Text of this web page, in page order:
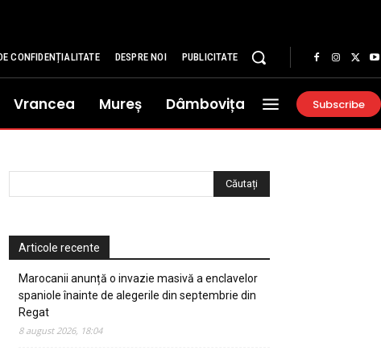
CONFIDENȚIALITATE DESPRE NOI PUBLICITATE
Vrancea Mureș Dâmbovița Subscribe
Articole recente
Marocanii anunță o invazie masivă a enclavelor
spaniole înainte de alegerile din septembrie din
Regat
8 august 2026, 18:04